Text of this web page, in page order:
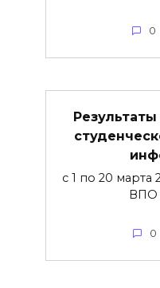
0
с 1 по 20
ВПО
0